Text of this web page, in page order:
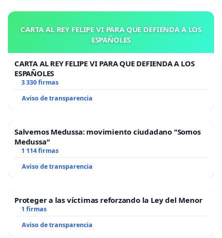
CARTA AL REY FELIPE VI PARA QUE DEFIENDA A LOS
ESPAÑOLES
CARTA AL REY FELIPE VI PARA QUE DEFIENDA A LOS
ESPAÑOLES
3 330 firmas
Aviso de transparencia
Salvemos Medussa: movimiento ciudadano "Somos
Medussa"
1 114 firmas
Aviso de transparencia
Proteger a las víctimas reforzando la Ley del Menor
1 firmas
Aviso de transparencia